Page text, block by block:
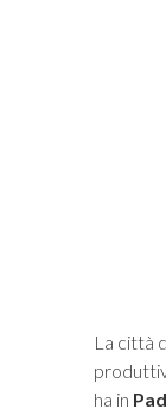
La città
ha in